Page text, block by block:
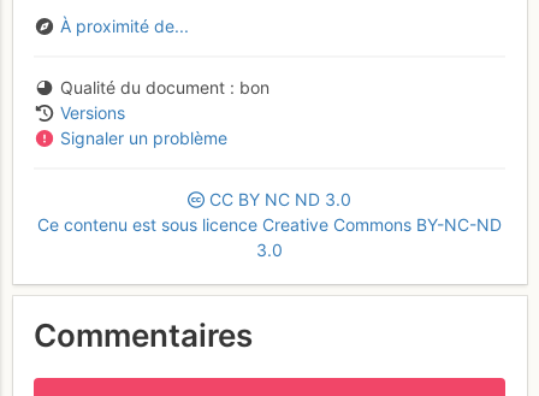
À proximité de...
Qualité du document
bon
Versions
Signaler un problème
CC BY NC ND 3.0
Ce contenu est sous licence Creative Commons BY-NC-ND
3.0
Commentaires